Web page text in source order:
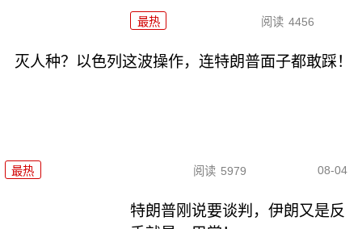
最热 阅读 4456
灭人种？以色列这波操作，连特朗普面子都敢踩！
最热 阅读 5979 08-04
特朗普刚说要谈判，伊朗又是反